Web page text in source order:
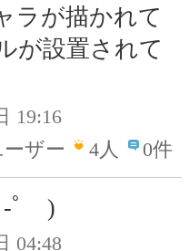
ラが描かれて
が設置されて
19:16
ザー
4人 0件
-ﾟ )
04:48